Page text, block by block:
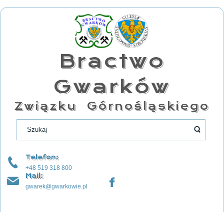
Bractwo
Gwarków
Związku Górnośląskiego
Telefon:
+48 519 318 800
Mail:
gwarek@gwarkowie.pl